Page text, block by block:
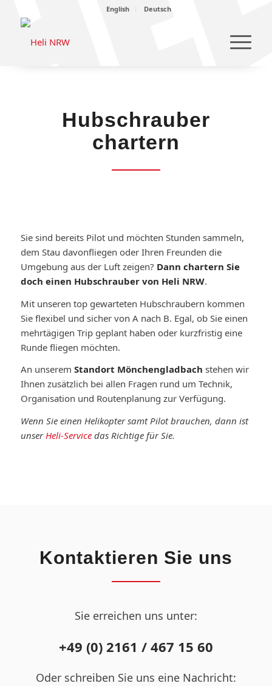
English Deutsch
Hubschrauber
chartern
Sie sind bereits Pilot und möchten Stunden sammeln,
dem Stau davonfliegen oder Ihren Freunden die
Umgebung aus der Luft zeigen? Dann chartern Sie
doch einen Hubschrauber von Heli NRW.
Mit unseren top gewarteten Hubschraubern kommen
Sie flexibel und sicher von A nach B. Egal, ob Sie einen
mehrtägigen Trip geplant haben oder kurzfristig eine
Runde fliegen möchten.
An unserem Standort Mönchengladbach stehen wir
Ihnen zusätzlich bei allen Fragen rund um Technik,
Organisation und Routenplanung zur Verfügung.
Wenn Sie einen Helikopter samt Pilot brauchen, dann ist
unserHeli-Servicedas Richtige für Sie.
Kontaktieren Sie uns
Sie erreichen uns unter:
+49 (0) 2161 / 467 15 60
Oder schreiben Sie uns eine Nachricht: